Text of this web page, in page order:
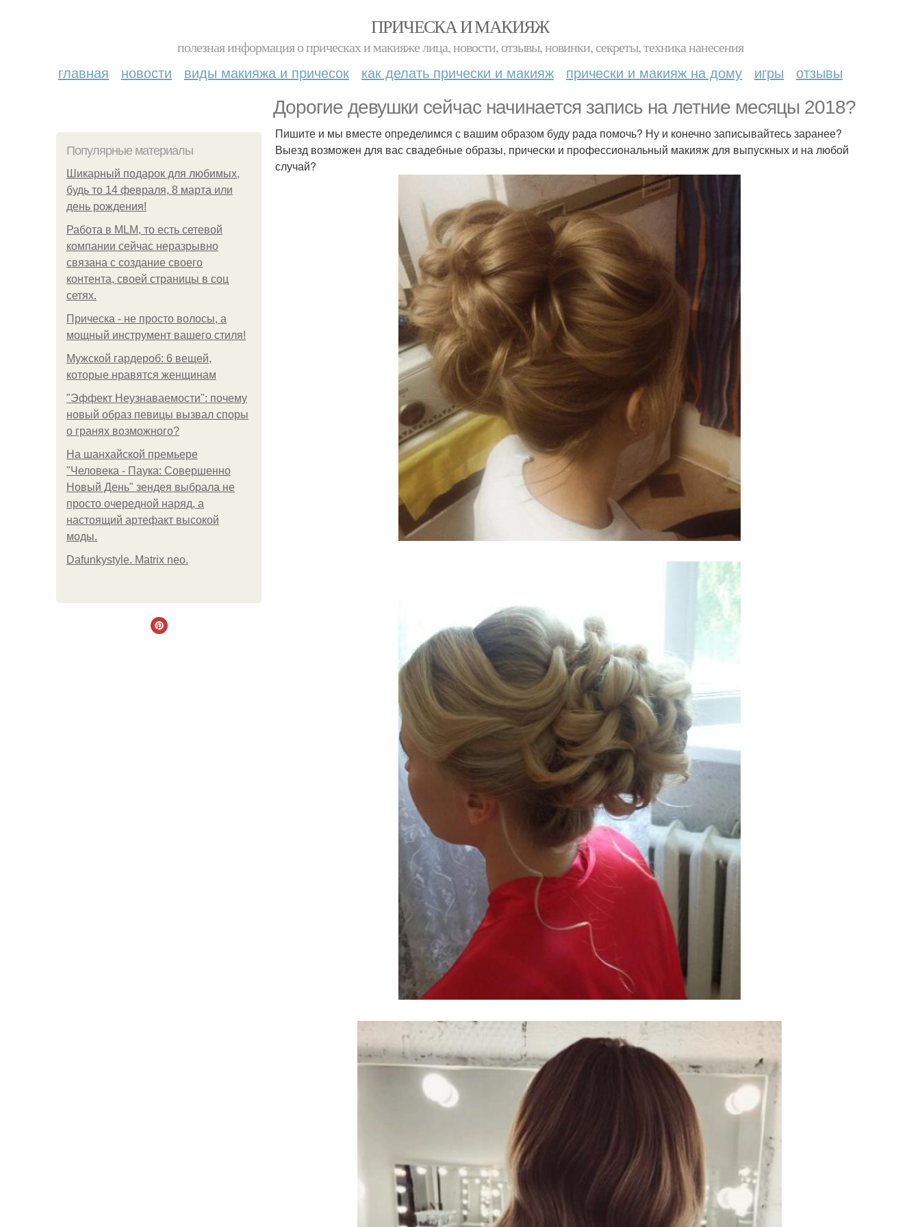
ПРИЧЕСКА И МАКИЯЖ
полезная информация о прическах и макияже лица, новости, отзывы, новинки, секреты, техника нанесения
главная новости виды макияжа и причесок как делать прически и макияж прически и макияж на дому игры отзывы
Дорогие девушки сейчас начинается запись на летние месяцы 2018?
Популярные материалы
Шикарный подарок для любимых,
будь то 14 февраля, 8 марта или
день рождения!
Работа в MLM, то есть сетевой
компании сейчас неразрывно
связана с создание своего
контента, своей страницы в соц
сетях.
Прическа - не просто волосы, а
мощный инструмент вашего стиля!
Мужской гардероб: 6 вещей,
которые нравятся женщинам
"Эффект Неузнаваемости": почему
новый образ певицы вызвал споры
о гранях возможного?
На шанхайской премьере
"Человека - Паука: Совершенно
Новый День" зендея выбрала не
просто очередной наряд, а
настоящий артефакт высокой
моды.
Dafunkystyle. Matrix neo.
Пишите и мы вместе определимся с вашим образом буду рада помочь? Ну и конечно записывайтесь заранее?
Выезд возможен для вас свадебные образы, прически и профессиональный макияж для выпускных и на любой
случай?